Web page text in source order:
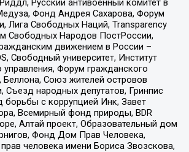
Русский антивоенный комитет в
Фонд Андрея Сахарова, Форум
Лига Свободных Наций, Transparеncy
Свободных Народов ПостРоссии,
движением в России –
Свободный университет, Институт
управления, Форум гражданского
Союз жителей островов
Съезд народных депутатов, Гринпис
борьбы с коррупцией Инк, Завет
Всемирный фонд природы, BDR
Алтай проект, Образовательный дом
Фонд Дом Прав Человека,
человека имени Бориса Звозскова,